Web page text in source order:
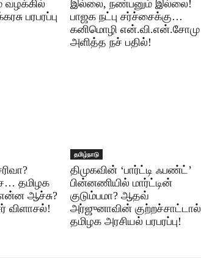
வழக்கில்
பரபரப்பு
இல்லை, நண்பனும் இல்லை!
பாஜக நட்பு சர்ச்சைக்கு…
கனிமொழி என்.வி.என்.சோமு
அளித்த நச் பதில்!
தமிழக
ஆச்சு?
விளாசல்!
தமிழ்நாடு
திமுகவின் ‘பார்ட்டி ஃபண்ட்’
பின்னணியில் மார்ட்டின்
குடும்பமா? ஆதவ்
அர்ஜுனாவின் குற்றச்சாட்டால்
தமிழக அரசியல் பரபரப்பு!